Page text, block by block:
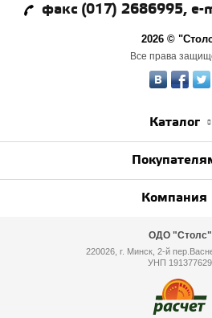
факс (017) 2686995, e-
2026 ©
Все права
Каталог
Компания
ОДО "Столс"
220026, г. Минск, 2-й
УНП 191377629